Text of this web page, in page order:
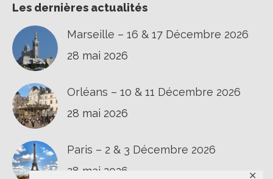
✕
Les dernières actualités
Marseille – 16 & 17 Décembre 2026
28 mai 2026
Orléans – 10 & 11 Décembre 2026
28 mai 2026
Paris – 2 & 3 Décembre 2026
28 mai 2026